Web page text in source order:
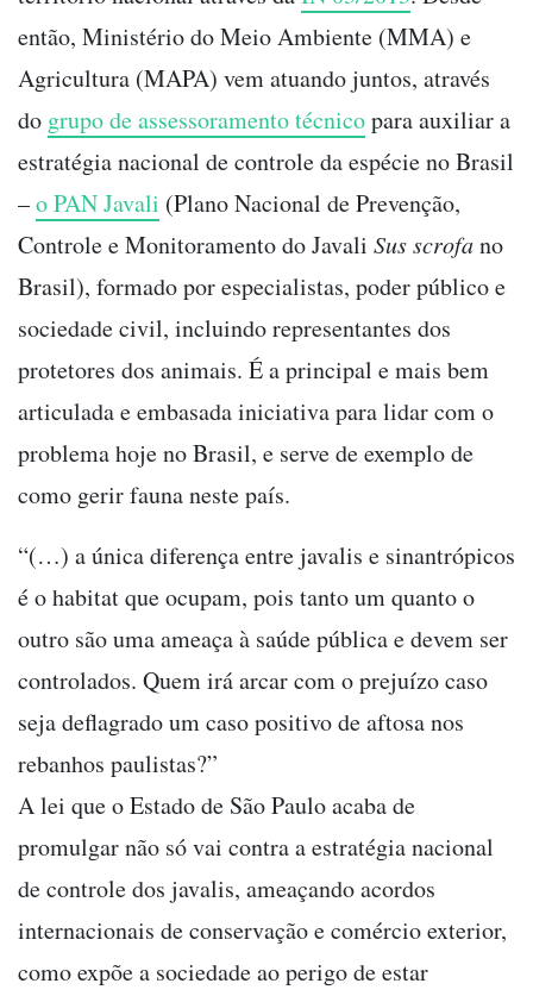
então, Ministério do Meio Ambiente (MMA) e
Agricultura (MAPA) vem atuando juntos, através
do grupo de assessoramento técnicopara auxiliar a
estratégia nacional de controle da espécie no Brasil
–o PAN Javali (Plano Nacional de Prevenção,
Controle e Monitoramento do Javali Sus scrofano
Brasil), formado por especialistas, poder público e
sociedade civil, incluindo representantes dos
protetores dos animais. É a principal e mais bem
articulada e embasada iniciativa para lidar com o
problema hoje no Brasil, e serve de exemplo de
como gerir fauna neste país.
“(…) a única diferença entre javalis e sinantrópicos
é o habitat que ocupam, pois tanto um quanto o
outro são uma ameaça à saúde pública e devem ser
controlados. Quem irá arcar com o prejuízo caso
seja deflagrado um caso positivo de aftosa nos
rebanhos paulistas?”
A lei que o Estado de São Paulo acaba de
promulgar não só vai contra a estratégia nacional
de controle dos javalis, ameaçando acordos
internacionais de conservação e comércio exterior,
como expõe a sociedade ao perigo de estar